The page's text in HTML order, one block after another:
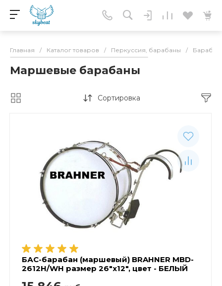
Главная / Каталог товаров / Перкуссия, барабаны /
Маршевые барабаны
Сортировка
БАС-барабан (маршевый) BRAHNER MBD-
2612H/WH размер 26"x12", цвет - БЕЛЫЙ